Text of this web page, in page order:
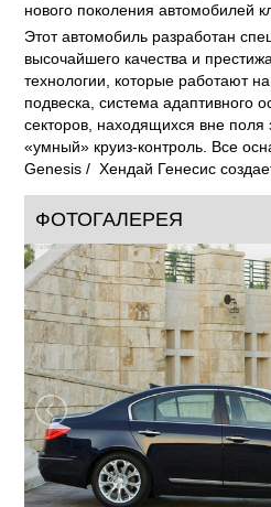
нового поколения автомобилей
Этот автомобиль разработан
высочайшего качества и
технологии, которые работают
подвеска, система адаптивного
секторов, находящихся вне поля
«умный» круиз-контроль. Все
Genesis / Хендай Генесис
ФОТОГАЛЕРЕЯ